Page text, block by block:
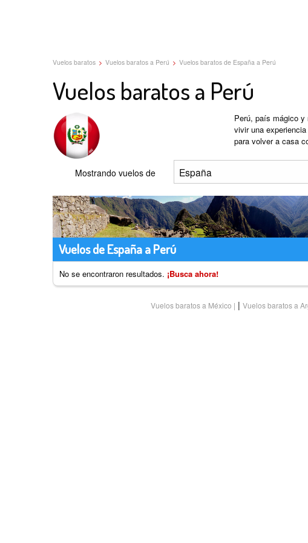
Vuelos baratos > Vuelos baratos a Perú > Vuelos baratos de España a Perú
Vuelos baratos a Perú
Perú, país mágico
vivir una
para volver a casa
Mostrando vuelos de
Vuelos de España a Perú
No se encontraron resultados. ¡Busca ahora!
Vuelos baratos a México | Vuelos baratos a